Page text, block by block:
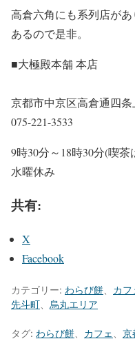
高倉六角にも系列店が
あるので是非。
■大極殿本舗 本店
京都市中京区高倉通四条
075-221-3533
9時30分～18時30分(喫
水曜休み
共有:
X
Facebook
カテゴリー: わらび餅 カフ
先斗町
烏丸エリア
タグ: わらび餅 カフェ 京